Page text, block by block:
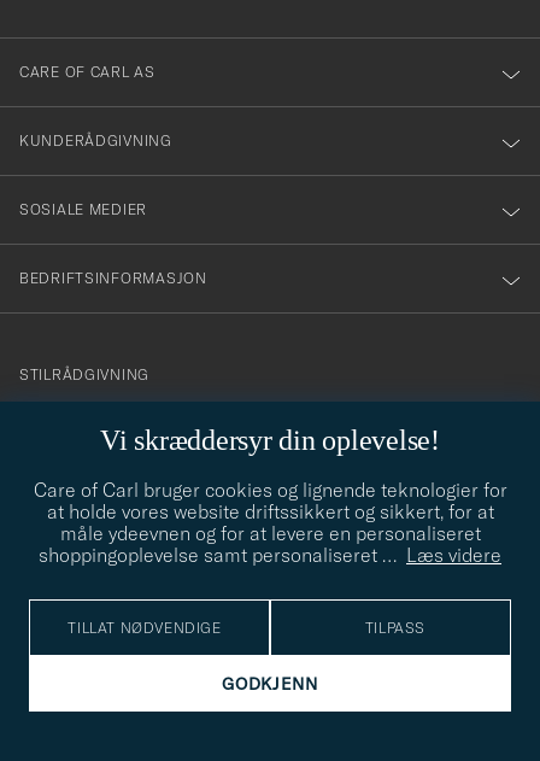
Vi skræddersyr din oplevelse!
Care of Carl bruger cookies og lignende teknologier for
at holde vores website driftssikkert og sikkert, for at
måle ydeevnen og for at levere en personaliseret
shoppingoplevelse samt personaliseret … Læs videre
TILLAT NØDVENDIGE TILPASS
GODKJENN
dig
till
vårt
nyhetsbrev!
CARE OF CARL AS
KUNDERÅDGIVNING
SOSIALE MEDIER
BEDRIFTSINFORMASJON
info@careofcarl.no
STILRÅDGIVNING
STILRÅDGIVNING
© Care of Carl 2026